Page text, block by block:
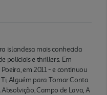
islandesa mais conhecida
policiais e thrillers. Em
em 2011 - e continuou
Alguém para Tomar Conta
Campo de Lava, A